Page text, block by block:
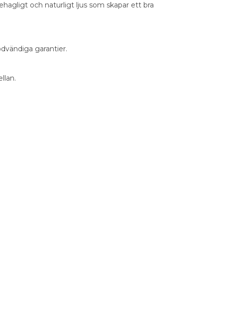
och naturligt ljus som skapar ett bra
garantier.